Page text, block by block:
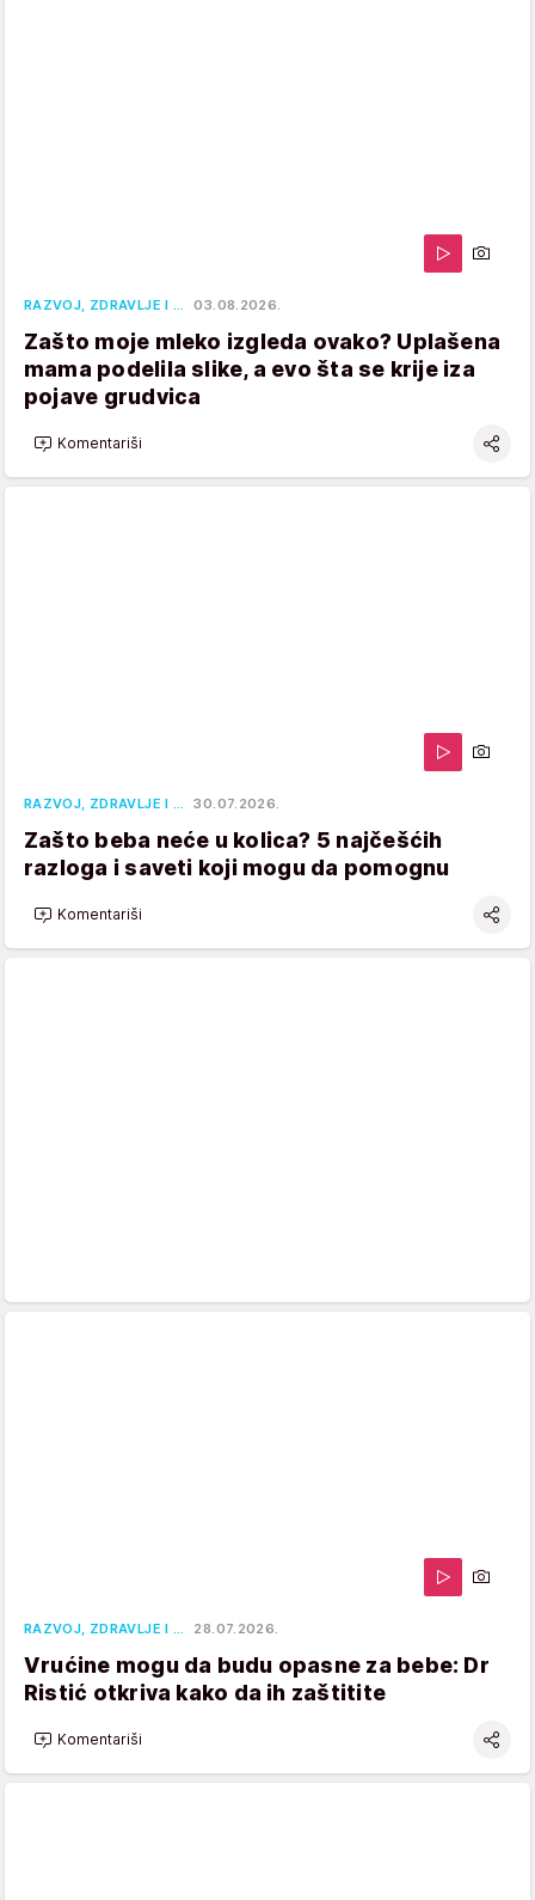
RAZVOJ, ZDRAVLJE I … 03.08.2026.
Zašto moje mleko izgleda ovako? Uplašena
mama podelila slike, a evo šta se krije iza
pojave grudvica
Komentariši
RAZVOJ, ZDRAVLJE I … 30.07.2026.
Zašto beba neće u kolica? 5 najčešćih
razloga i saveti koji mogu da pomognu
Komentariši
RAZVOJ, ZDRAVLJE I … 28.07.2026.
Vrućine mogu da budu opasne za bebe: Dr
Ristić otkriva kako da ih zaštitite
Komentariši